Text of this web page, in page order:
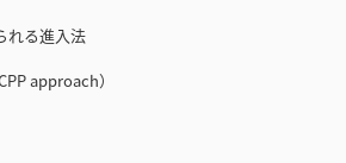
れる進入法
approach）